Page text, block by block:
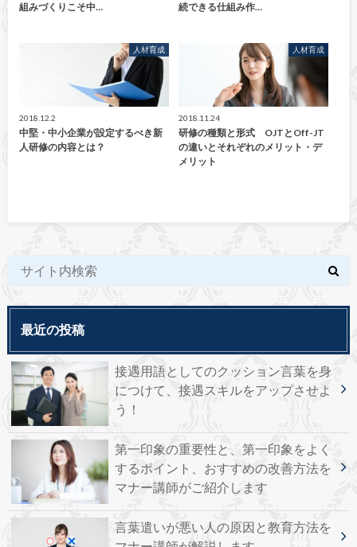
組みづくりこそ中…
続できる仕組み作…
人材育成
2018.12.2
中堅・中小企業が設定するべき新
人研修の内容とは？
人材育成
2018.11.24
研修の種類と形式 OJTとOff-JT
の違いとそれぞれのメリット・デ
メリット
最近の投稿
接遇用語としてのクッション言葉を身
につけて、接遇スキルをアップさせよ
う！
第一印象の重要性と、第一印象をよく
するポイント、おすすめの改善方法を
マナー講師がご紹介します
言葉遣いが悪い人の原因と教育方法を